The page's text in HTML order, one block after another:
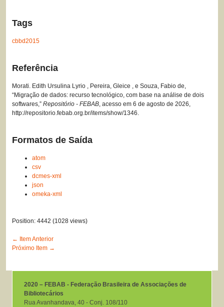
Tags
cbbd2015
Referência
Morati. Edith Ursulina Lyrio , Pereira, Gleice , e Souza, Fabio de,
“Migração de dados: recurso tecnológico, com base na análise de dois
softwares,” Repositório - FEBAB, acesso em 6 de agosto de 2026,
http://repositorio.febab.org.br/items/show/1346.
Formatos de Saída
atom
csv
dcmes-xml
json
omeka-xml
Position: 4442 (1028 views)
← Item Anterior
Próximo Item →
2020 – FEBAB - Federação Brasileira de Associações de
Bibliotecários
Rua Avanhandava, 40 ‐ Conj. 108/110